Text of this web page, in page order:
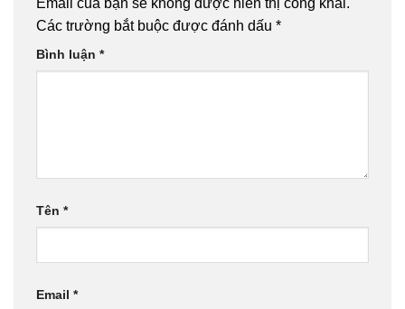
Email của bạn sẽ không được hiển thị công khai.
Các trường bắt buộc được đánh dấu *
Bình luận *
Tên *
Email *